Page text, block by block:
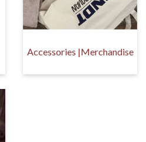
Accessories |Merchandise